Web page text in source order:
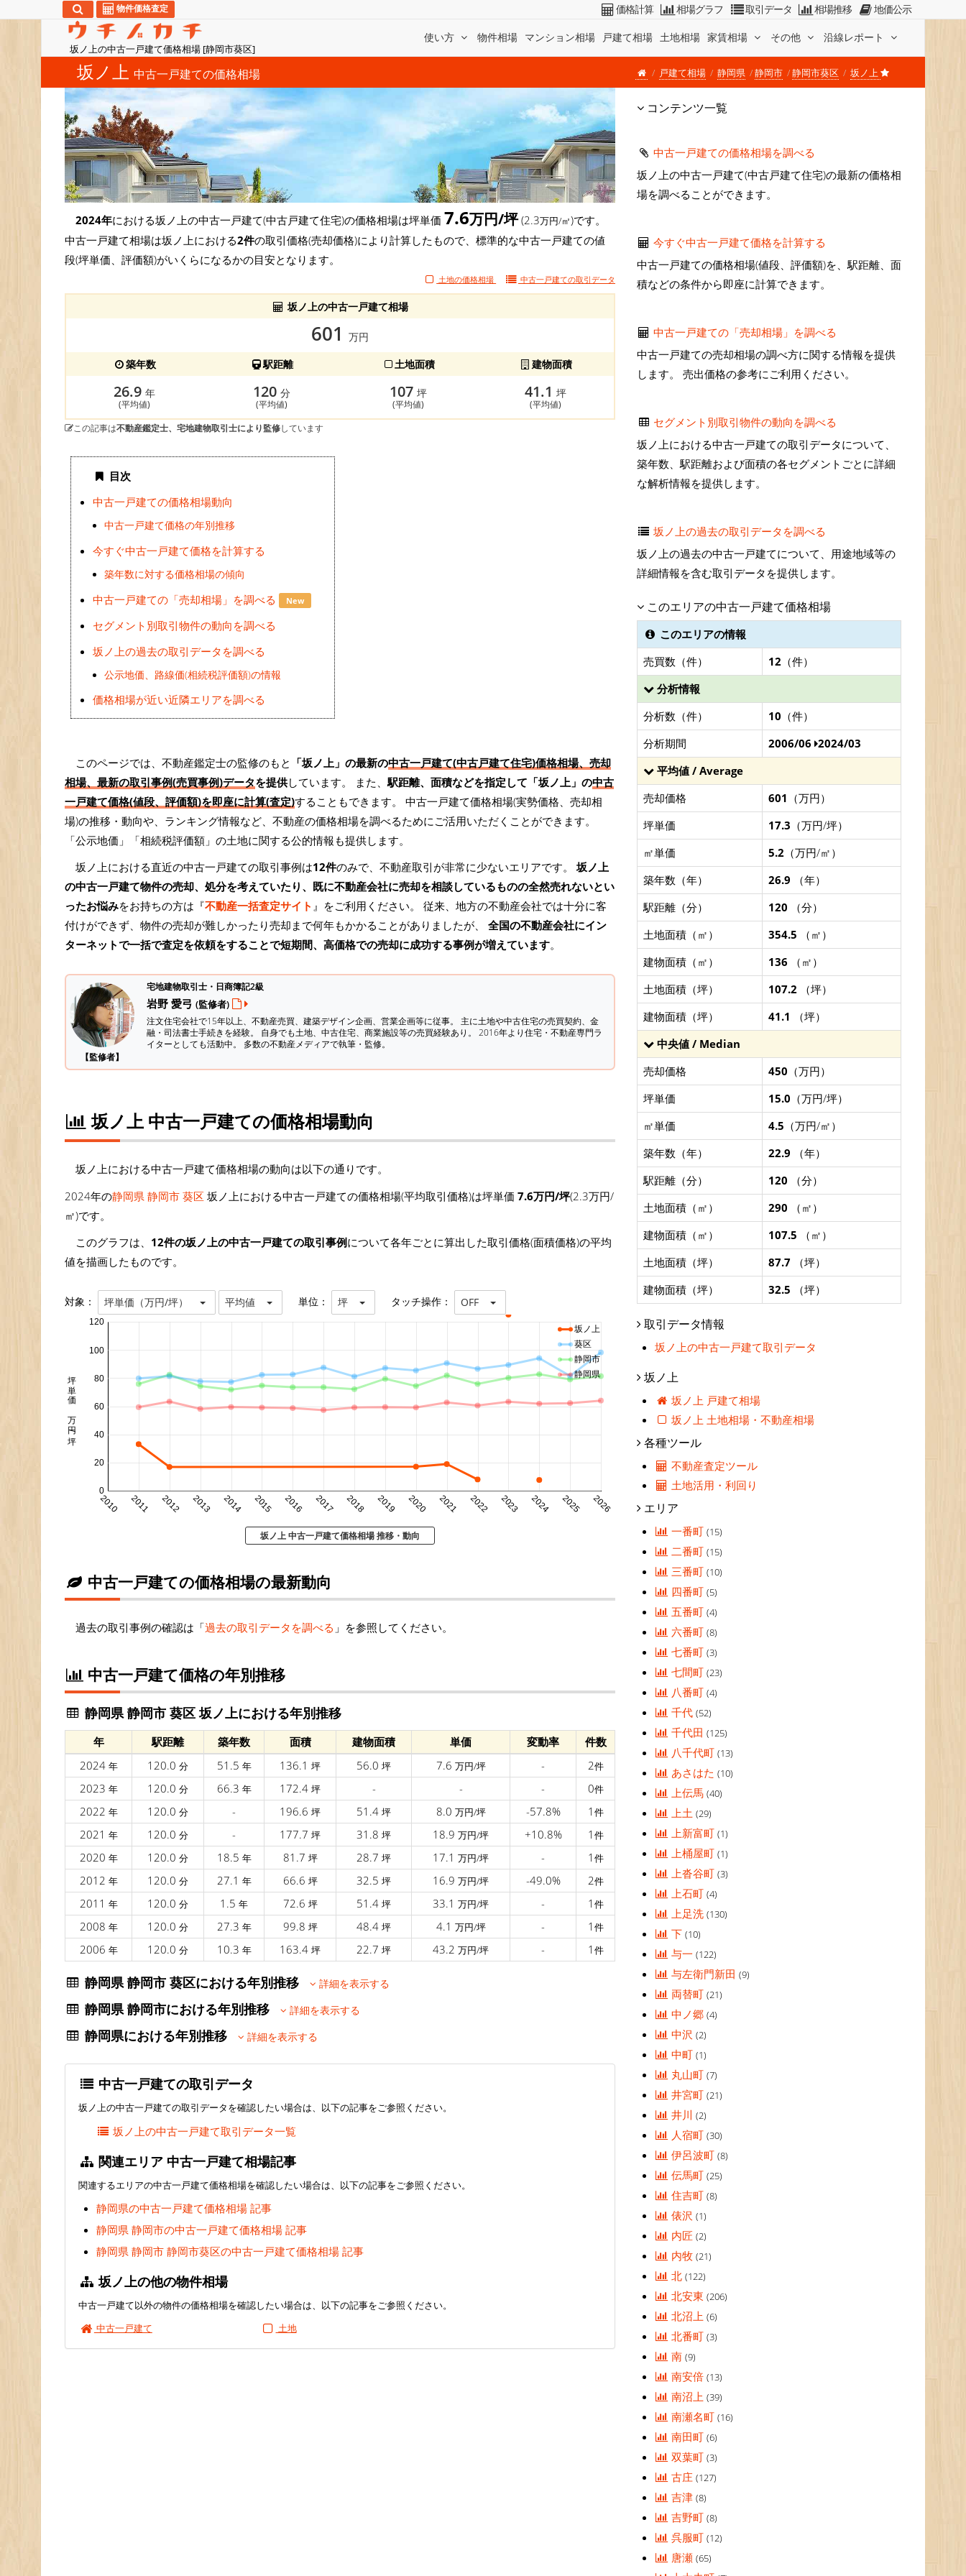
坂ノ上の中古一戸建て価格相場 [静岡市葵区]
使い方 物件相場 マンション相場 戸建て相場 土地相場 家賃相場 その他 沿線レポート
物件価格査定 価格計算 相場グラフ 取引データ 相場推移 地価公示
坂ノ上 中古一戸建ての価格相場 戸建て相場 静岡県 静岡市 静岡市葵区 坂ノ上
2024年における坂ノ上の中古一戸建て(中古戸建て住宅)の価格相場は坪単価 7.6万円/坪(2.3万円/㎡)です。
中古一戸建て相場は坂ノ上における2件の取引価格(売却価格)により計算したもので、標準的な中古一戸建ての値
段(坪単価、評価額)がいくらになるかの目安となります。
土地の価格相場 中古一戸建ての取引データ
坂ノ上の中古一戸建て相場
601
万円
築年数
駅距離 土地面積 建物面積
26.9年
(平均値)
120 分
(平均値)
107坪
(平均値)
41.1 坪
(平均値)
この記事は不動産鑑定士、宅地建物取引士により監修しています
目次
中古一戸建ての価格相場動向
中古一戸建て価格の年別推移
今すぐ中古一戸建て価格を計算する
築年数に対する価格相場の傾向
中古一戸建ての「売却相場」を調べる New
セグメント別取引物件の動向を調べる
坂ノ上の過去の取引データを調べる
公示地価、路線価(相続税評価額)の情報
価格相場が近い近隣エリアを調べる
このページでは、不動産鑑定士の監修のもと 「坂ノ上」の最新の中古一戸建て(中古戸建て住宅)価格相場、売却
相場、最新の取引事例(売買事例)データを提供しています。 また、 駅距離、面積などを指定して「坂ノ上」の中古
一戸建て価格(値段、評価額)を即座に計算(査定)することもできます。 中古一戸建て価格相場(実勢価格、売却相
場)の推移・動向や、ランキング情報など、不動産の価格相場を調べるためにご活用いただくことができます。
「公示地価」「相続税評価額」の土地に関する公的情報も提供します。
坂ノ上における直近の中古一戸建ての取引事例は12件のみで、不動産取引が非常に少ないエリアです。坂ノ上
の中古一戸建て物件の売却、処分を考えていたり、既に不動産会社に売却を相談しているものの全然売れないとい
ったお悩みをお持ちの方は『不動産一括査定サイト 』をご利用ください。 従来、地方の不動産会社では十分に客
付けができず、物件の売却が難しかったり売却まで何年もかかることがありましたが、 全国の不動産会社にイン
ターネットで一括で査定を依頼をすることで短期間、高価格での売却に成功する事例が増えています。
【監修者】
宅地建物取引士・日商簿記2級
岩野 愛弓 (監修者)
注文住宅会社で15年以上、不動産売買、建築デザイン企画、営業企画等に従事。 主に土地や中古住宅の売買契約、金
融・司法書士手続きを経験。 自身でも土地、中古住宅、商業施設等の売買経験あり。 2016年より住宅・不動産専門ラ
イターとしても活動中。 多数の不動産メディアで執筆・監修。
坂ノ上 中古一戸建ての価格相場動向
坂ノ上における中古一戸建て価格相場の動向は以下の通りです。
2024年の静岡県 静岡市 葵区 坂ノ上における中古一戸建ての価格相場(平均取引価格)は坪単価 7.6万円/坪(2.3万円/
㎡)です。
このグラフは、 12件の坂ノ上の中古一戸建ての取引事例について各年ごとに算出した取引価格(面積価格)の平均
値を描画したものです。
対象： 坪単価（万円/坪） 平均値 単位： 坪 タッチ操作： OFF
2010 2011 2012 2013 2014 2015 2016 2017 2018 2019 2020 2021 2022 2023 2024 2025 2026
0
20
40
60
80
100
120
坪単価 万円/坪
坂ノ上
葵区
静岡市
静岡県
坂ノ上 中古一戸建て価格相場 推移・動向
中古一戸建ての価格相場の最新動向
過去の取引事例の確認は「過去の取引データを調べる 」を参照してください。
中古一戸建て価格の年別推移
静岡県 静岡市 葵区 坂ノ上における年別推移
年 駅距離 築年数 面積 建物面積 単価 変動率
件数
2024 年 120.0 分 51.5 年 136.1 坪 56.0 坪 7.6 万円/坪 - 2件
2023 年 120.0 分 66.3 年 172.4 坪 - - - 0件
2022 年 120.0 分 - 196.6 坪 51.4 坪 8.0 万円/坪 -57.8% 1 件
2021 年 120.0 分 - 177.7 坪 31.8 坪 18.9 万円/坪 +10.8% 1 件
2020 年 120.0 分 18.5 年 81.7 坪 28.7 坪 17.1 万円/坪 - 1 件
2012 年 120.0 分 27.1 年 66.6 坪 32.5 坪 16.9 万円/坪 -49.0% 2件
2011 年 120.0 分 1.5 年 72.6 坪 51.4 坪 33.1 万円/坪 - 1 件
2008 年 120.0 分 27.3 年 99.8 坪 48.4 坪 4.1 万円/坪 - 1 件
2006 年 120.0 分 10.3 年 163.4 坪 22.7 坪 43.2 万円/坪 - 1 件
静岡県 静岡市 葵区における年別推移 詳細を表示する
静岡県 静岡市における年別推移 詳細を表示する
静岡県における年別推移 詳細を表示する
中古一戸建ての取引データ
坂ノ上の中古一戸建ての取引データを確認したい場合は、以下の記事をご参照ください。
坂ノ上の中古一戸建て取引データ一覧
関連エリア 中古一戸建て相場記事
関連するエリアの中古一戸建て価格相場を確認したい場合は、以下の記事をご参照ください。
静岡県の中古一戸建て価格相場 記事
静岡県 静岡市の中古一戸建て価格相場 記事
静岡県 静岡市 静岡市葵区の中古一戸建て価格相場 記事
坂ノ上の他の物件相場
中古一戸建て以外の物件の価格相場を確認したい場合は、以下の記事をご参照ください。
中古一戸建て
土地
コンテンツ一覧
中古一戸建ての価格相場を調べる
坂ノ上の中古一戸建て(中古戸建て住宅)の最新の価格相
場を調べることができます。
今すぐ中古一戸建て価格を計算する
中古一戸建ての価格相場(値段、評価額)を、駅距離、面
積などの条件から即座に計算できます。
中古一戸建ての「売却相場」を調べる
中古一戸建ての売却相場の調べ方に関する情報を提供
します。 売出価格の参考にご利用ください。
セグメント別取引物件の動向を調べる
坂ノ上における中古一戸建ての取引データについて、
築年数、駅距離および面積の各セグメントごとに詳細
な解析情報を提供します。
坂ノ上の過去の取引データを調べる
坂ノ上の過去の中古一戸建てについて、用途地域等の
詳細情報を含む取引データを提供します。
このエリアの中古一戸建て価格相場
このエリアの情報
売買数（件）
12 （件）
分析情報
分析数（件）
10 （件）
分析期間
2006/06 2024/03
平均値 / Average
売却価格
601 （万円）
坪単価
17.3 （万円/坪）
㎡単価
5.2 （万円/㎡）
築年数（年）
26.9 （年）
駅距離（分）
120 （分）
土地面積（㎡）
354.5 （㎡）
建物面積（㎡）
136 （㎡）
土地面積（坪）
107.2 （坪）
建物面積（坪）
41.1 （坪）
中央値 / Median
売却価格
450 （万円）
坪単価
15.0 （万円/坪）
㎡単価
4.5 （万円/㎡）
築年数（年）
22.9 （年）
駅距離（分）
120 （分）
土地面積（㎡）
290 （㎡）
建物面積（㎡）
107.5 （㎡）
土地面積（坪）
87.7 （坪）
建物面積（坪）
32.5 （坪）
取引データ情報
坂ノ上の中古一戸建て取引データ
坂ノ上
坂ノ上 戸建て相場
坂ノ上 土地相場・不動産相場
各種ツール
不動産査定ツール
土地活用・利回り
エリア
一番町(15)
二番町(15)
三番町(10)
四番町(5)
五番町(4)
六番町(8)
七番町(3)
七間町(23)
八番町(4)
千代(52)
千代田(125)
八千代町(13)
あさはた(10)
上伝馬(40)
上土(29)
上新富町(1)
上桶屋町(1)
上沓谷町(3)
上石町(4)
上足洗(130)
下(10)
与一(122)
与左衛門新田(9)
両替町(21)
中ノ郷(4)
中沢(2)
中町(1)
丸山町(7)
井宮町(21)
井川(2)
人宿町(30)
伊呂波町(8)
伝馬町(25)
住吉町(8)
俵沢(1)
内匠(2)
内牧(21)
北(122)
北安東(206)
北沼上(6)
北番町(3)
南(9)
南安倍(13)
南沼上(39)
南瀬名町(16)
南田町(6)
双葉町(3)
古庄(127)
吉津(8)
吉野町(8)
呉服町(12)
唐瀬(65)